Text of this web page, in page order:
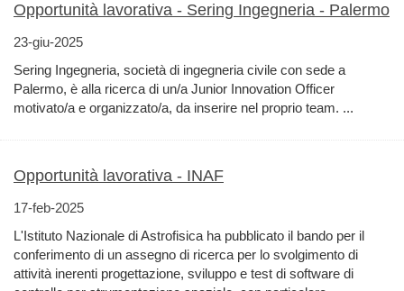
Opportunità lavorativa - Sering Ingegneria - Palermo
23-giu-2025
Sering Ingegneria, società di ingegneria civile con sede a
Palermo, è alla ricerca di un/a Junior Innovation Officer
motivato/a e organizzato/a, da inserire nel proprio team. ...
Opportunità lavorativa - INAF
17-feb-2025
L'Istituto Nazionale di Astrofisica ha pubblicato il bando per il
conferimento di un assegno di ricerca per lo svolgimento di
attività inerenti progettazione, sviluppo e test di software di